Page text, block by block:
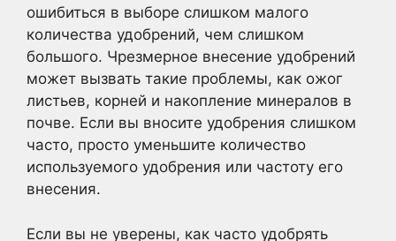
ошибиться в выборе слишком малого
количества удобрений, чем слишком
большого. Чрезмерное внесение удобрений
может вызвать такие проблемы, как ожог
листьев, корней и накопление минералов в
почве. Если вы вносите удобрения слишком
часто, просто уменьшите количество
используемого удобрения или частоту его
внесения.
Если вы не уверены, как часто удобрять